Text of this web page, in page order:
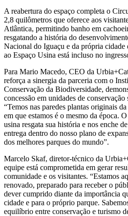
A reabertura do espaço completa o
2,8 quilômetros que oferece aos
Atlântica, permitindo banho em
resgatando a história do
Nacional do Iguaçu e da própria cidade
ao Espaço Usina está incluso no
Para Mario Macedo, CEO da
reforça a sinergia da parceria com o
Conservação da Biodiversidade,
concessão em unidades de
“Temos nas paredes plantas originais
em que estamos é o mesmo da época.
usina resgata sua história e nos enche
entrega dentro do nosso plano de
dos melhores parques do mundo”.
Marcelo Skaf, diretor-técnico da
equipe está comprometida em gerar
comunidade e os visitantes. “Estamos
renovado, preparado para receber o
dever cumprido diante da importância
cidade e para o próprio parque.
equilíbrio entre conservação e turismo